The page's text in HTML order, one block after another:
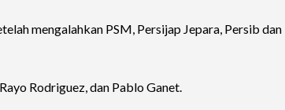
mengalahkan PSM, Persijap Jepara, Persib dan
Rodriguez, dan Pablo Ganet.